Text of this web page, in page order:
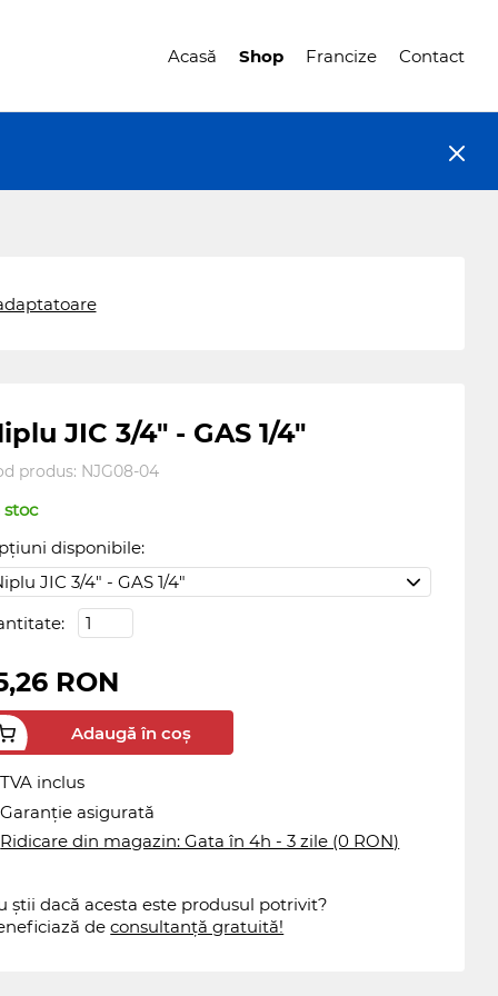
Acasă Shop Francize Contact
JIC 3/4" - GAS 1/4"
produs: NJG08-04
stoc
disponibile:
RON
Adaugă în coș
TVA inclus
Garanție asigurată
Ridicare din magazin: Gata în 4h - 3 zile (0 RON)
știi dacă acesta este produsul potrivit?
de consultanță gratuită!